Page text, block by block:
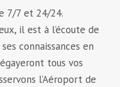
7/7 et 24/24.
il est à l’écoute de
connaissances en
tous vos
l’Aéroport de